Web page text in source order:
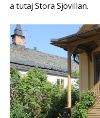
a tutaj Stora Sjövillan.